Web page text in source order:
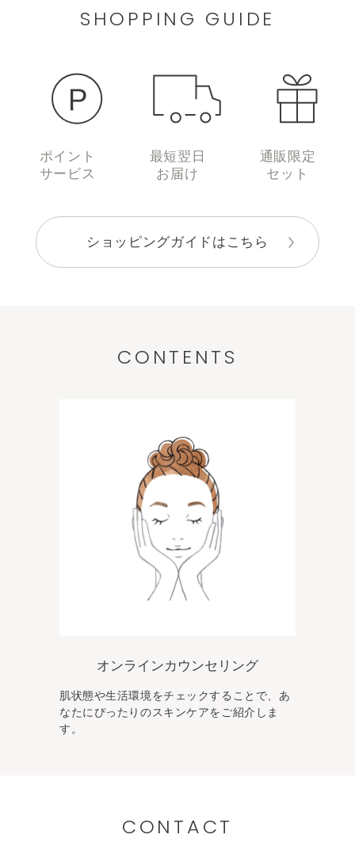
SHOPPING GUIDE
ポイント
サービス
最短翌日
お届け
通販限定
セット
ショッピングガイドはこちら
CONTENTS
オンラインカウンセリング
肌状態や生活環境をチェックすることで、あ
なたにぴったりのスキンケアをご紹介しま
す。
CONTACT